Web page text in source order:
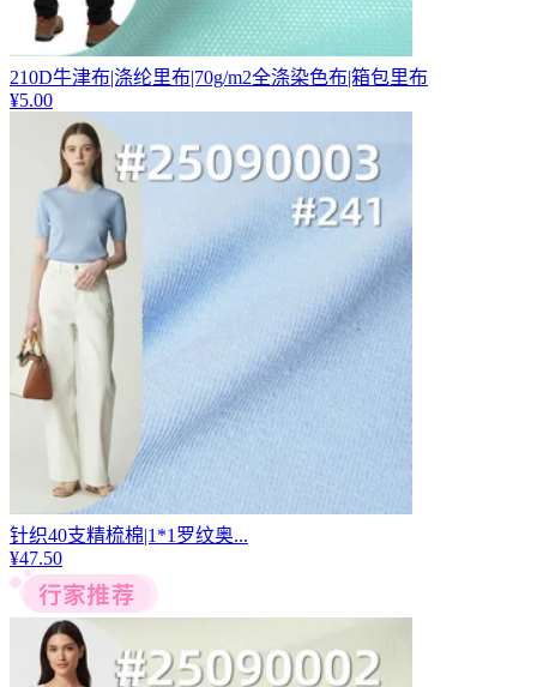
210D牛津布|涤纶里布|70g/m2全涤染色布|箱包里布
¥5.00
针织40支精梳棉|1*1罗纹奥...
¥47.50